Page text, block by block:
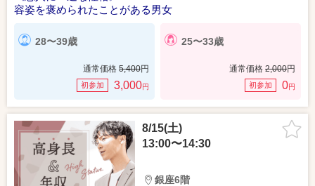
容姿を褒められたことがある男女
28〜39歳
通常価格 5,400円
初参加 3,000円
25〜33歳
通常価格 2,000円
初参加 0円
8/15(土)
13:00〜14:30
銀座6階